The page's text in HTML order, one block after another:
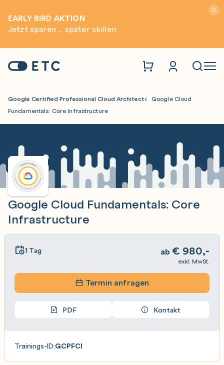
EARLY BIRD AKTION
Jetzt sparen ... später skillen
Startseite: ETC
Google Certified Professional Cloud Architect
Google Cloud
Fundamentals: Core Infrastructure
Google Cloud Fundamentals: Core
Infrastructure
1 Tag ab € 980,-
exkl. MwSt.
Termin anfragen
PDF Kontakt
Trainings-ID:GCPFCI